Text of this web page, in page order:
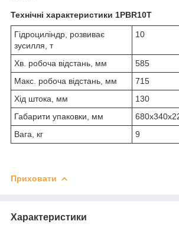
Технічні характеристики 1PBR10T
Гідроциліндр, розвиває
зусилля, т
10
Хв. робоча відстань, мм
585
Макс. робоча відстань, мм
715
Хід штока, мм
130
Габарити упаковки, мм
Вага, кг
9
Приховати
Характеристики